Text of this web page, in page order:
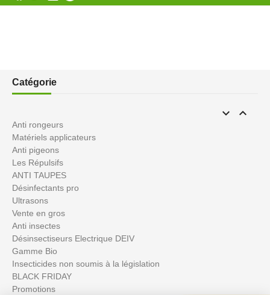
Catégorie
 
Anti rongeurs
Matériels applicateurs
Anti pigeons
Les Répulsifs
ANTI TAUPES
Désinfectants pro
Ultrasons
Vente en gros
Anti insectes
Désinsectiseurs Electrique DEIV
Gamme Bio
Insecticides non soumis à la législation
BLACK FRIDAY
Promotions